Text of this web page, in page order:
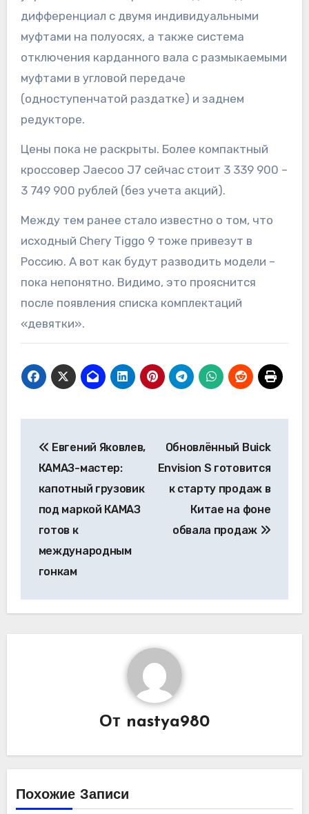
дифференциал с двумя индивидуальными
муфтами на полуосях, а также система
отключения карданного вала с размыкаемыми
муфтами в угловой передаче
(одноступенчатой раздатке) и заднем
редукторе.
Цены пока не раскрыты. Более компактный
кроссовер Jaecoo J7 сейчас стоит 3 339 900 –
3 749 900 рублей (без учета акций).
Между тем ранее стало известно о том, что
исходный Chery Tiggo 9 тоже привезут в
Россию. А вот как будут разводить модели –
пока непонятно. Видимо, это прояснится
после появления списка комплектаций
«девятки».
по
записям
Евгений Яковлев,
КАМАЗ-мастер:
капотный грузовик
под маркой КАМАЗ
готов к
международным
гонкам
Обновлённый Buick
Envision S готовится
к старту продаж в
Китае на фоне
обвала продаж
От nastya980
Похожие Записи